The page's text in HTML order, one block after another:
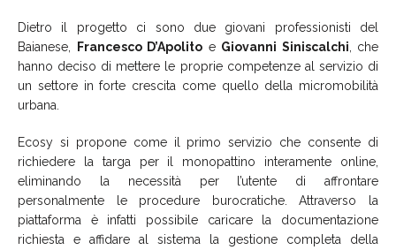
Dietro il progetto ci sono due giovani professionisti del
Baianese, Francesco D’Apolito e Giovanni Siniscalchi , che
hanno deciso di mettere le proprie competenze al servizio di
un settore in forte crescita come quello della micromobilità
urbana.
Ecosy si propone come il primo servizio che consente di
richiedere la targa per il monopattino interamente online,
eliminando la necessità per l’utente di affrontare
personalmente le procedure burocratiche. Attraverso la
piattaforma è infatti possibile caricare la documentazione
richiesta e affidare al sistema la gestione completa della